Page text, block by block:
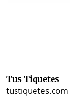
Tus Tiquetes
tustiquetes.com